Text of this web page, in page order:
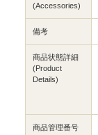
(Accessories)
備考
商品状態詳細
(Product
Details)
商品管理番号